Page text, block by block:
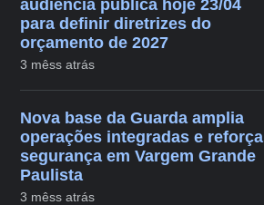
audiência pública hoje 23/04
para definir diretrizes do
orçamento de 2027
3 mêss atrás
Nova base da Guarda amplia
operações integradas e reforça
segurança em Vargem Grande
Paulista
3 mêss atrás